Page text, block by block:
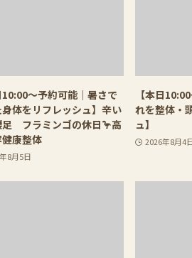
10:00〜予約可能｜暑さで
体をリフレッシュ】辛い
足 フラミンゴの休日🦩高
康整体
8月5日
【本日
れを整体・
ュ】
2026年8月4